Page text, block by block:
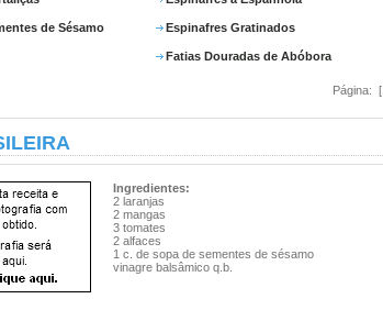
de Sésamo Espinafres Gratinados
Fatias Douradas de Abóbora
Página:
Ingredientes:
2 laranjas
2 mangas
3 tomates
2 alfaces
1 c. de sopa de sementes de sésamo
vinagre balsâmico q.b.